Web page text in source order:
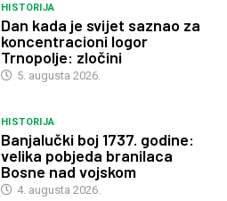
HISTORIJA
Dan kada je svijet saznao za
koncentracioni logor
Trnopolje: zločini
5. augusta 2026.
HISTORIJA
Banjalučki boj 1737. godine:
velika pobjeda branilaca
Bosne nad vojskom
4. augusta 2026.